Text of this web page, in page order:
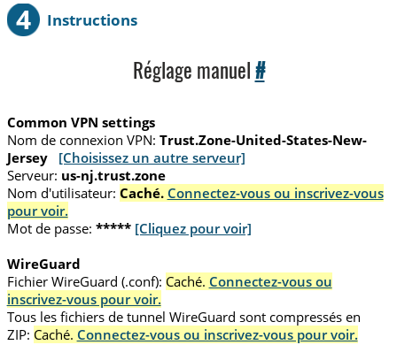
4 Instructions
Réglage manuel #
Common VPN settings
Nom de connexion VPN: Trust.Zone-United-States-New-
Jersey
[Choisissez un autre serveur]
Serveur: us-nj.trust.zone
Nom d'utilisateur: Caché. Connectez-vous ou inscrivez-vous
pour voir.
Mot de passe: ***** [Cliquez pour voir]
WireGuard
Fichier WireGuard (.conf): Caché. Connectez-vous ou
inscrivez-vous pour voir.
Tous les fichiers de tunnel WireGuard sont compressés en
ZIP: Caché. Connectez-vous ou inscrivez-vous pour voir.